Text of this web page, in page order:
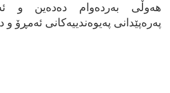
هه‌وڵی به‌رده‌وام ده‌ده‌ین و
په‌ره‌پێدانی په‌یوه‌ندییه‌کانی ئه‌مڕۆ و